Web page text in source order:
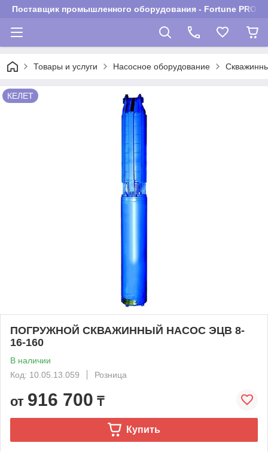
Поставщик промышленного оборудования - Fortune PROM
Товары и услуги Насосное оборудование
КЕЛЕТ
ПОГРУЖНОЙ СКВАЖИННЫЙ НАСОС ЭЦВ 8-
16-160
В наличии
Код: 10.05.13.059
Розница
от 916 700 ₸
Купить